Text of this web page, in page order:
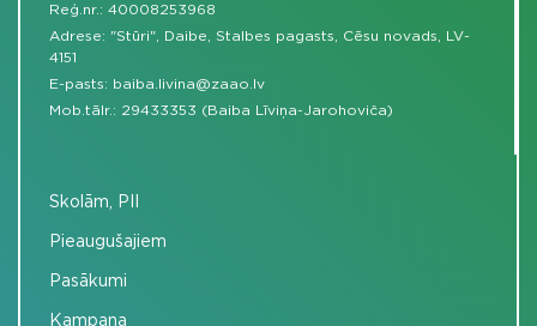
Reģ.nr.: 40008253968
Adrese: "Stūri", Daibe, Stalbes pagasts, Cēsu novads, LV-
4151
E-pasts: baiba.livina@zaao.lv
Mob.tālr.: 29433353 (Baiba Līviņa-Jarohoviča)
Skolām, PII
Pieaugušajiem
Pasākumi
Kampaņa